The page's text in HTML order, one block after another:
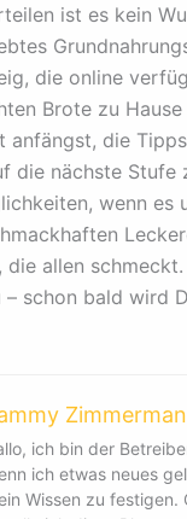
ist es kein
die online
Brote zu
anfängst, die
die nächste
wenn es
allen
schon bald wird
ich bin der
ich etwas neues
Wissen zu festigen.